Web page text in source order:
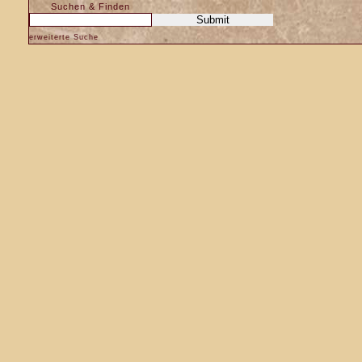
Suchen & Finden
erweiterte Suche